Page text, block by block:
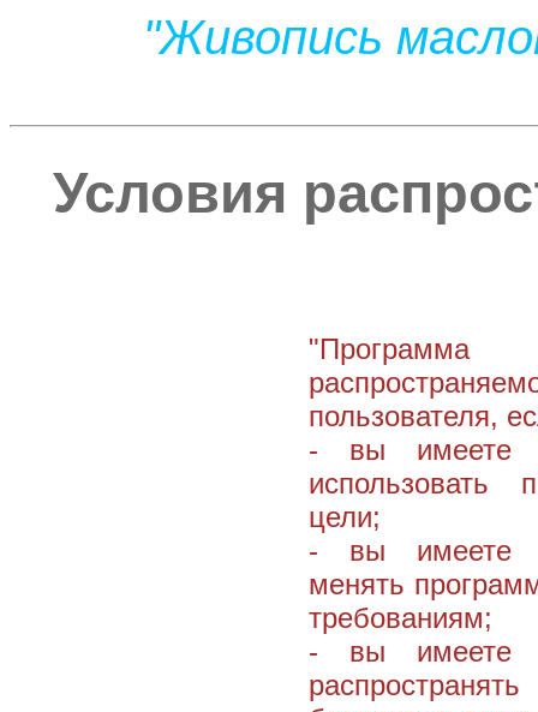
"Живопись
Условия
Программа
пользователя,
- вы имеете
цели;
- вы имеете
менять
требованиям;
- вы имеете